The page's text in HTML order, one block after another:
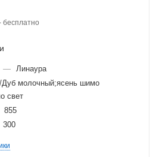
— Линаура
Дуб молочный;ясень шимо
свет
855
300